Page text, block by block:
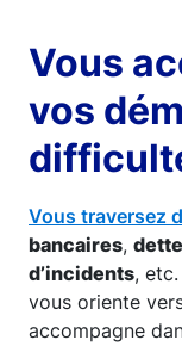
Vous
vos
Vous traversez
bancaires,
d’incidents,
vous oriente
accompagne